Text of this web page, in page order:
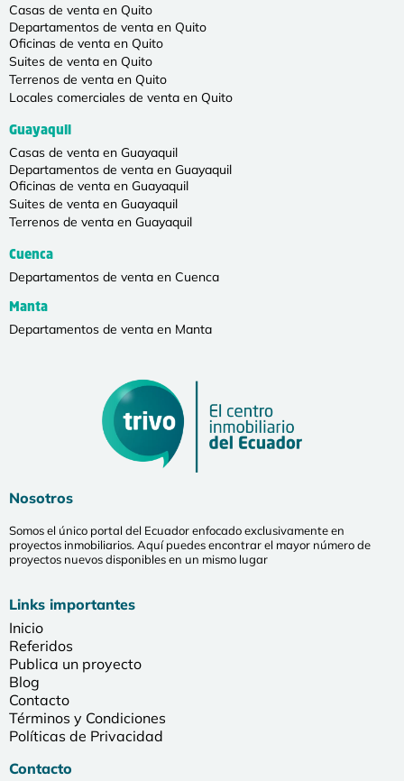
Casas de venta en Quito
Departamentos de venta en Quito
Oficinas de venta en Quito
Suites de venta en Quito
Terrenos de venta en Quito
Locales comerciales de venta en Quito
Guayaquil
Casas de venta en Guayaquil
Departamentos de venta en Guayaquil
Oficinas de venta en Guayaquil
Suites de venta en Guayaquil
Terrenos de venta en Guayaquil
Cuenca
Departamentos de venta en Cuenca
Manta
Departamentos de venta en Manta
Nosotros
Somos el único portal del Ecuador enfocado exclusivamente en
proyectos inmobiliarios. Aquí puedes encontrar el mayor número de
proyectos nuevos disponibles en un mismo lugar
Links importantes
Inicio
Referidos
Publica un proyecto
Blog
Contacto
Términos y Condiciones
Políticas de Privacidad
Contacto